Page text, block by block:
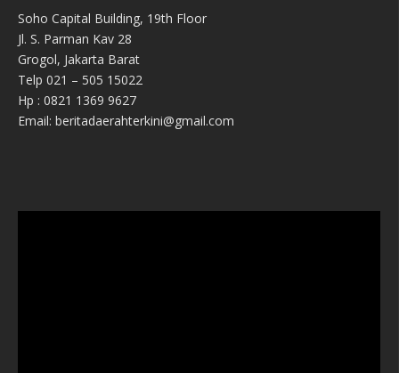
Soho Capital Building, 19th Floor
Jl. S. Parman Kav 28
Grogol, Jakarta Barat
Telp 021 – 505 15022
Hp : 0821 1369 9627
Email: beritadaerahterkini@gmail.com